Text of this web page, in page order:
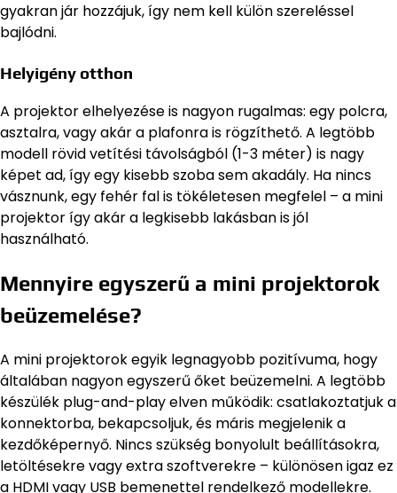
gyakran jár hozzájuk, így nem kell külön szereléssel
bajlódni.
Helyigény otthon
A projektor elhelyezése is nagyon rugalmas: egy polcra,
asztalra, vagy akár a plafonra is rögzíthető. A legtöbb
modell rövid vetítési távolságból (1-3 méter) is nagy
képet ad, így egy kisebb szoba sem akadály. Ha nincs
vásznunk, egy fehér fal is tökéletesen megfelel – a mini
projektor így akár a legkisebb lakásban is jól
használható.
Mennyire egyszerű a mini projektorok
beüzemelése?
A mini projektorok egyik legnagyobb pozitívuma, hogy
általában nagyon egyszerű őket beüzemelni. A legtöbb
készülék plug-and-play elven működik: csatlakoztatjuk a
konnektorba, bekapcsoljuk, és máris megjelenik a
kezdőképernyő. Nincs szükség bonyolult beállításokra,
letöltésekre vagy extra szoftverekre – különösen igaz ez
a HDMI vagy USB bemenettel rendelkező modellekre.